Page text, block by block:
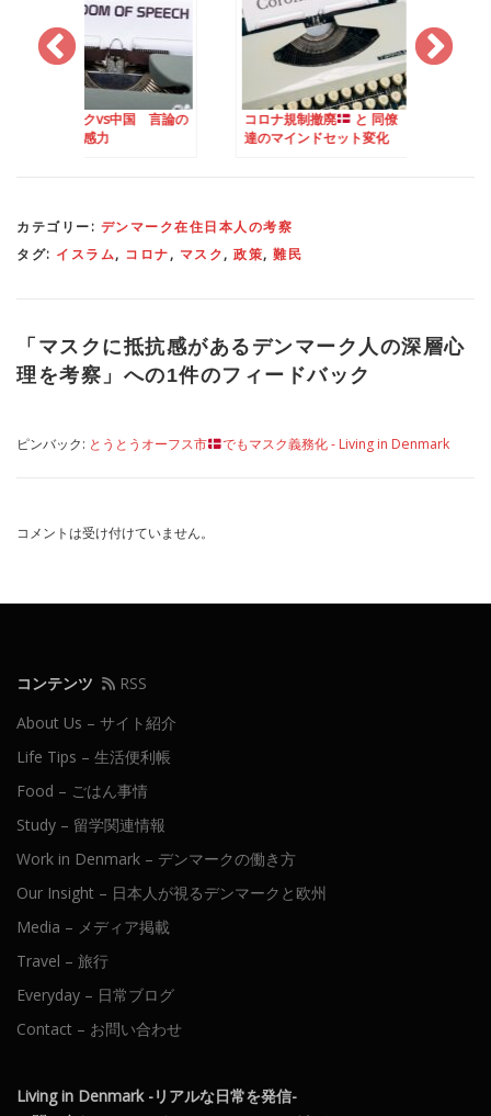
vs中国 言論の
コロナ規制撤廃
と 同僚
達のマインドセット変化
ますます 「With コ
が普通になりそうな
カテゴリー: デンマーク在住日本人の考察
タグ: イスラム, コロナ, マスク, 政策, 難民
「 マスクに抵抗感があるデンマーク人の深層心
理を考察 」への1件のフィードバック
ピンバック: とうとうオーフス市 でもマスク義務化 - Living in Denmark
コメントは受け付けていません。
コンテンツ
RSS
About Us – サイト紹介
Life Tips – 生活便利帳
Food – ごはん事情
Study – 留学関連情報
Work in Denmark – デンマークの働き方
Our Insight – 日本人が視るデンマークと欧州
Media – メディア掲載
Travel – 旅行
Everyday – 日常ブログ
Contact – お問い合わせ
Living in Denmark -リアルな日常を発信-